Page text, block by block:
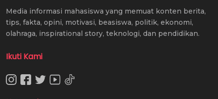
Media informasi mahasiswa yang memuat konten berita,
tips, fakta, opini, motivasi, beasiswa, politik, ekonomi,
olahraga, inspirational story, teknologi, dan pendidikan.
Ikuti Kami